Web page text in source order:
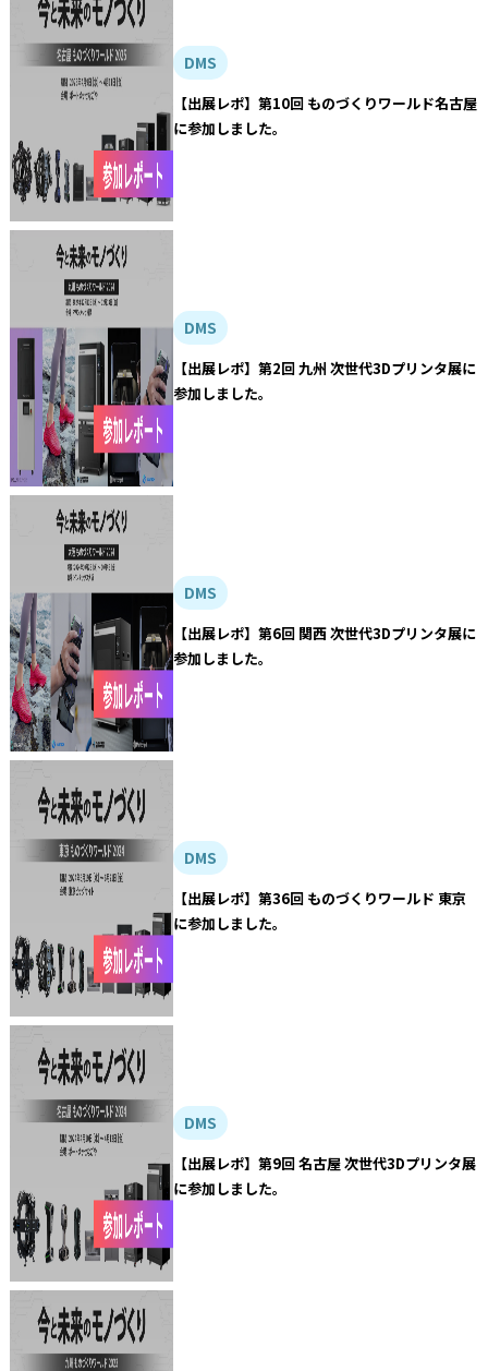
DMS
【出展レポ】第10回 ものづくりワールド名古屋
に参加しました。
DMS
【出展レポ】第2回 九州 次世代3Dプリンタ展に
参加しました。
DMS
【出展レポ】第6回 関西 次世代3Dプリンタ展に
参加しました。
DMS
【出展レポ】第36回 ものづくりワールド 東京
に参加しました。
DMS
【出展レポ】第9回 名古屋 次世代3Dプリンタ展
に参加しました。